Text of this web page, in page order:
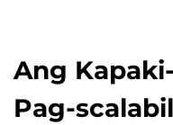
Ang
Pag-